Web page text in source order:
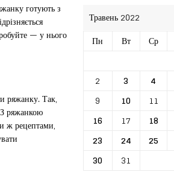
готують з
— у нього
ряжанку. Так,
ряжанкою
ж рецептами,
Травень 2022
Пн
Вт Ср
2
3 4
9
10 11
16
17 18
23
24 25
30
31